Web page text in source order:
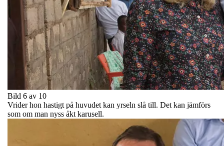
Bild 6 av 10
Vrider hon hastigt på huvudet kan yrseln slå till. Det kan jämförs
som om man nyss åkt karusell.